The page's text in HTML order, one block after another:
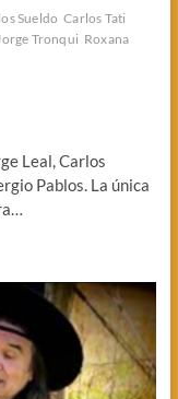
Sueldo Carlos Tati
Tronqui Roxana
Leal, Carlos
Pablos. La única